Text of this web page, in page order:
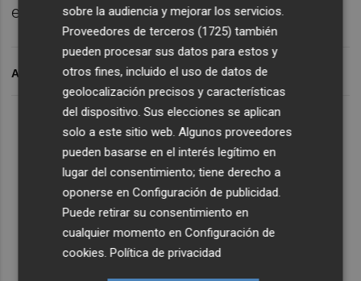
Lo Más Escuchado
Suscríbete al canal de
Whatsapp
Siempre al día de las últimas noticias
¡Quiero suscribirme!
esta entrevista el decano, Javier Machí.
ARCHIVADO EN
sobre la audiencia y mejorar los servicios.
Proveedores de terceros (1725) también
pueden procesar sus datos para estos y
otros fines, incluido el uso de datos de
geolocalización precisos y características
del dispositivo. Sus elecciones se aplican
solo a este sitio web. Algunos proveedores
pueden basarse en el interés legítimo en
lugar del consentimiento; tiene derecho a
oponerse enConfiguración de publicidad
Puede retirar su consentimiento en
cualquier momento enConfiguración de
cookies .Política de privacidad